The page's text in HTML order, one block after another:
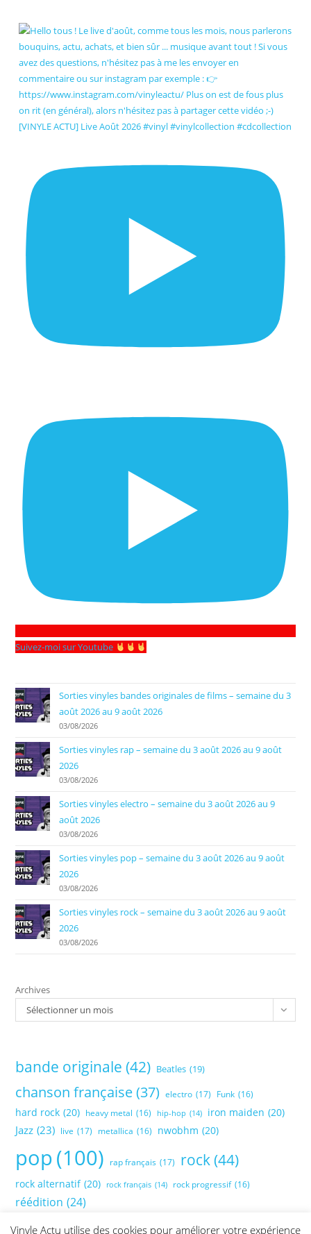
[VINYLE ACTU] Live Août 2026 #vinyl #vinylcollection #cdcollection
Suivez-moi sur Youtube
Sorties vinyles bandes originales de films – semaine du 3
août 2026 au 9 août 2026
03/08/2026
Sorties vinyles rap – semaine du 3 août 2026 au 9 août
2026
03/08/2026
Sorties vinyles electro – semaine du 3 août 2026 au 9
août 2026
03/08/2026
Sorties vinyles pop – semaine du 3 août 2026 au 9 août
2026
03/08/2026
Sorties vinyles rock – semaine du 3 août 2026 au 9 août
2026
03/08/2026
Archives
Sélectionner un mois
bande originale (42) Beatles (19)
chanson française (37) electro (17) Funk (16)
hard rock (20) heavy metal (16) hip-hop (14) iron maiden (20)
Jazz (23) live (17) metallica (16) nwobhm (20)
pop(100) rap français (17) rock(44)
rock alternatif (20) rock français (14) rock progressif (16)
réédition (24)
Vinyle Actu utilise des cookies pour améliorer votre expérience